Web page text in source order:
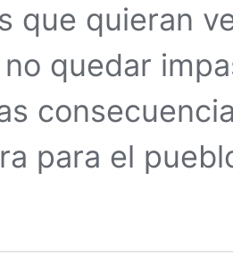
que quieran
quedar
para el